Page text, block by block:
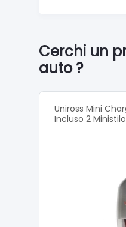
Cerchi un
auto ?
Uniross Mini
Incluso 2